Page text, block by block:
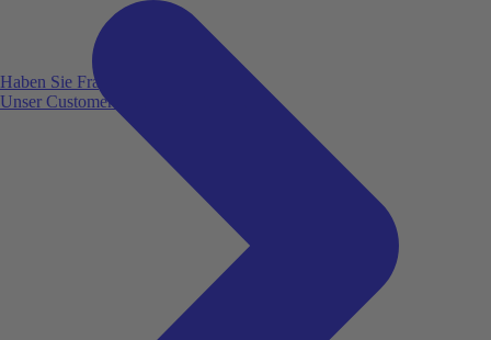
Haben Sie Fragen?
Unser Customer Service ist für Sie da!